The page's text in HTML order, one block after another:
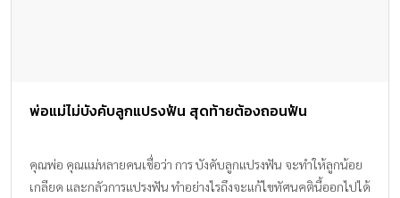
พ่อแม่ไม่บังคับลูกแปรงฟัน สุดท้ายต้องถอนฟัน
คุณพ่อ คุณแม่หลายคนเชื่อว่า การ บังคับลูกแปรงฟัน จะทำให้ลูกน้อย
เกลียด และกลัวการแปรงฟัน ทำอย่างไรถึงจะแก้ไขทัศนคตินี้ออกไปได้